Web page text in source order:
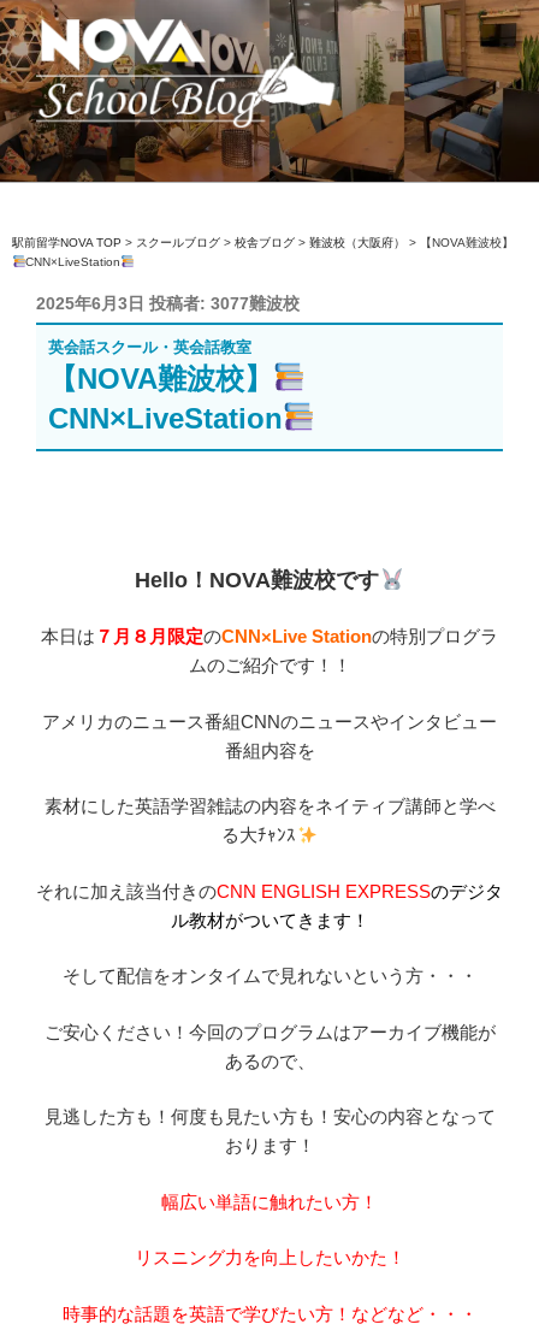
コ
ン
テ
ン
ツ
へ
ス
ッ
プ
駅前留学NOVA【公式】スクールブロ
英会話スクール・英会話教室
駅前留学NOVA TOP > スクールブログ > 校舎ブログ > 難波校（大阪府） >
【NOVA難波校】
CNN×LiveStation
投
稿
日:
2025年6月3日 投稿者: 3077難波校
英会話スクール・英会話教室
【NOVA難波校】
CNN×LiveStation
Hello！NOVA難波校です
本日は ７月８月限定のCNN×Live Stationの特別プログラ
ムのご紹介です！！
アメリカのニュース番組CNNのニュースやインタビュー
番組内容を
素材にした英語学習雑誌の内容をネイティブ講師と学べ
る大ﾁｬﾝｽ
それに加え該当付きのCNN ENGLISH EXPRESSのデジタ
ル教材がついてきます！
そして配信をオンタイムで見れないという方・・・
ご安心ください！今回のプログラムはアーカイブ機能が
あるので、
見逃した方も！何度も見たい方も！安心の内容となって
おります！
幅広い単語に触れたい方！
リスニング力を向上したいかた！
時事的な話題を英語で学びたい方！などなど・・・